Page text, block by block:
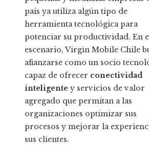
país ya utiliza algún tipo de
herramienta tecnológica para
potenciar su productividad. En
escenario, Virgin Mobile Chile
afianzarse como un socio
capaz de ofrecer conectividad
inteligente y servicios de valor
agregado que permitan a las
organizaciones optimizar sus
procesos y mejorar la
sus clientes.